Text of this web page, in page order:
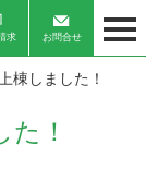
求 お問合せ
棟しました！
！